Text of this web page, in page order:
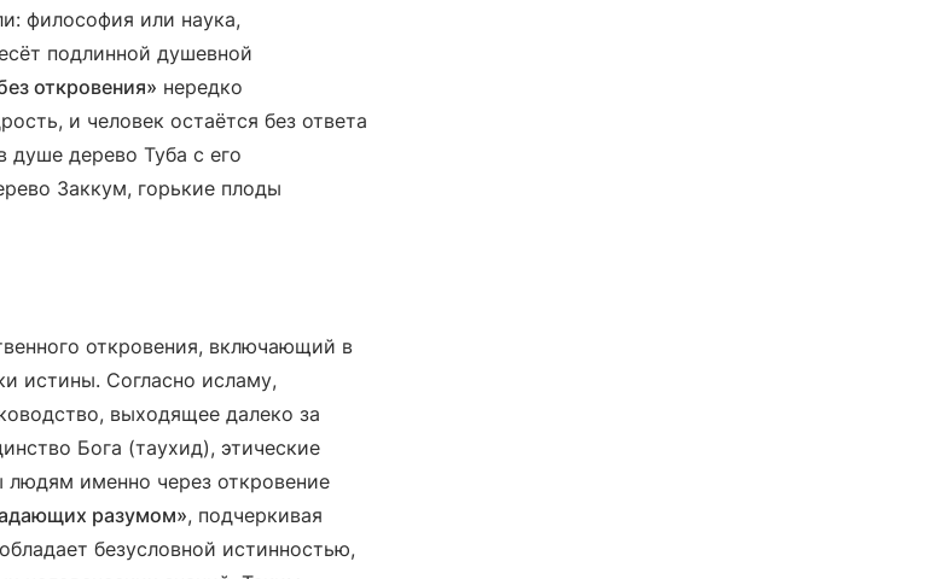
философия или наука,
подлинной душевной
откровения» нередко
и человек остаётся без ответа
душе дерево Туба с его
Заккум, горькие плоды
откровения, включающий в
истины. Согласно исламу,
выходящее далеко за
Бога (таухид), этические
людям именно через откровение
разумом», подчеркивая
безусловной истинностью,